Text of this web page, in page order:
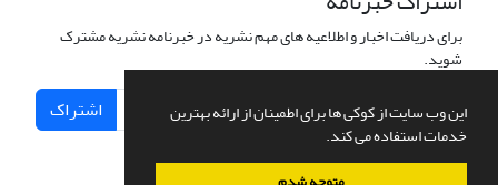
این وب سایت از کوکی ها برای اطمینان از ارائه بهترین
خدمات استفاده می کند.
برای دریافت اخبار و اطلاعیه های مهم نشریه در خبرنامه نشریه مشترک
شوید.
اشتراک